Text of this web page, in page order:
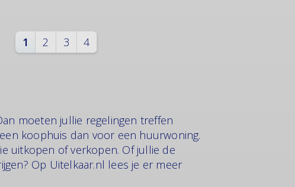
1 2 3 4
moeten jullie regelingen treffen
koophuis dan voor een huurwoning.
uitkopen of verkopen. Of jullie de
Op Uitelkaar.nl lees je er meer